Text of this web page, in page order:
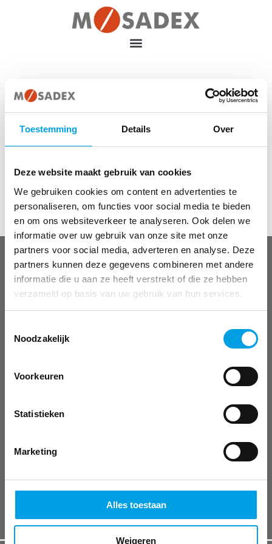
Toestemming Details Over
Deze website maakt gebruik van cookies
We gebruiken cookies om content en advertenties te
personaliseren, om functies voor social media te bieden
en om ons websiteverkeer te analyseren. Ook delen we
informatie over uw gebruik van onze site met onze
partners voor social media, adverteren en analyse. Deze
partners kunnen deze gegevens combineren met andere
informatie die u aan ze heeft verstrekt of die ze hebben
verzameld op basis van uw gebruik van hun services.
Noodzakelijk
Voorkeuren
Statistieken
Marketing
Alles toestaan
Weigeren
Home Vacatures
Vacatures
[awsmjobs]
OVER MOSADEX
Werken bij Mosadex
Pers
Mosadex-magazines
SERVICE EN CONTACT